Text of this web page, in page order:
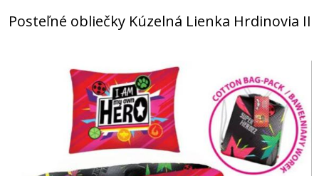
Posteľné obliečky Kúzelná Lienka Hrdinovia II